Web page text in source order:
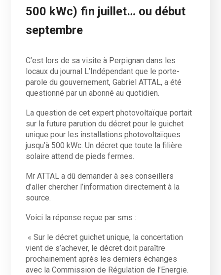
500 kWc) fin juillet… ou début
septembre
C’est lors de sa visite à Perpignan dans les
locaux du journal L’Indépendant que le porte-
parole du gouvernement, Gabriel ATTAL, a été
questionné par un abonné au quotidien.
La question de cet expert photovoltaïque portait
sur la future parution du décret pour le guichet
unique pour les installations photovoltaïques
jusqu’à 500 kWc. Un décret que toute la filière
solaire attend de pieds fermes.
Mr ATTAL a dû demander à ses conseillers
d’aller chercher l’information directement à la
source.
Voici la réponse reçue par sms :
« Sur le décret guichet unique, la concertation
vient de s’achever, le décret doit paraître
prochainement après les derniers échanges
avec la Commission de Régulation de l’Energie.